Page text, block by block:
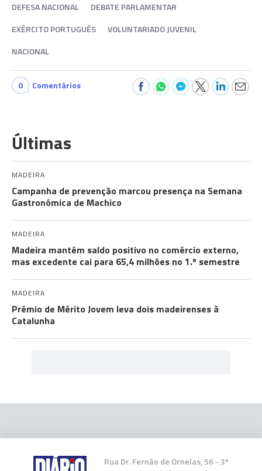
DEFESA NACIONAL
DEBATE PARLAMENTAR
EXÉRCITO PORTUGUÊS
VOLUNTARIADO JUVENIL
NACIONAL
0 Comentários
Últimas
MADEIRA
Campanha de prevenção marcou presença na Semana
Gastronómica de Machico
MADEIRA
Madeira mantém saldo positivo no comércio externo,
mas excedente cai para 65,4 milhões no 1.º semestre
MADEIRA
Prémio de Mérito Jovem leva dois madeirenses à
Catalunha
Rua Dr. Fernão de Ornelas, 56 - 3º